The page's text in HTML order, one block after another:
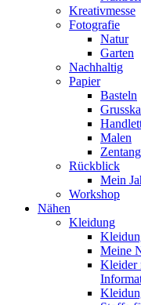
Kreativmesse
Fotografie
Natur
Garten
Nachhaltig
Papier
Basteln
Malen
Rückblick
Mein
Workshop
Nähen
Kleidung
Meine
Kleider